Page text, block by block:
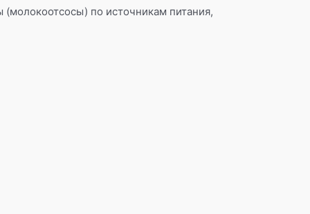
(молокоотсосы) по источникам питания,